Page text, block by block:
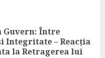
Între
Integritate – Reacția
la Retragerea lui